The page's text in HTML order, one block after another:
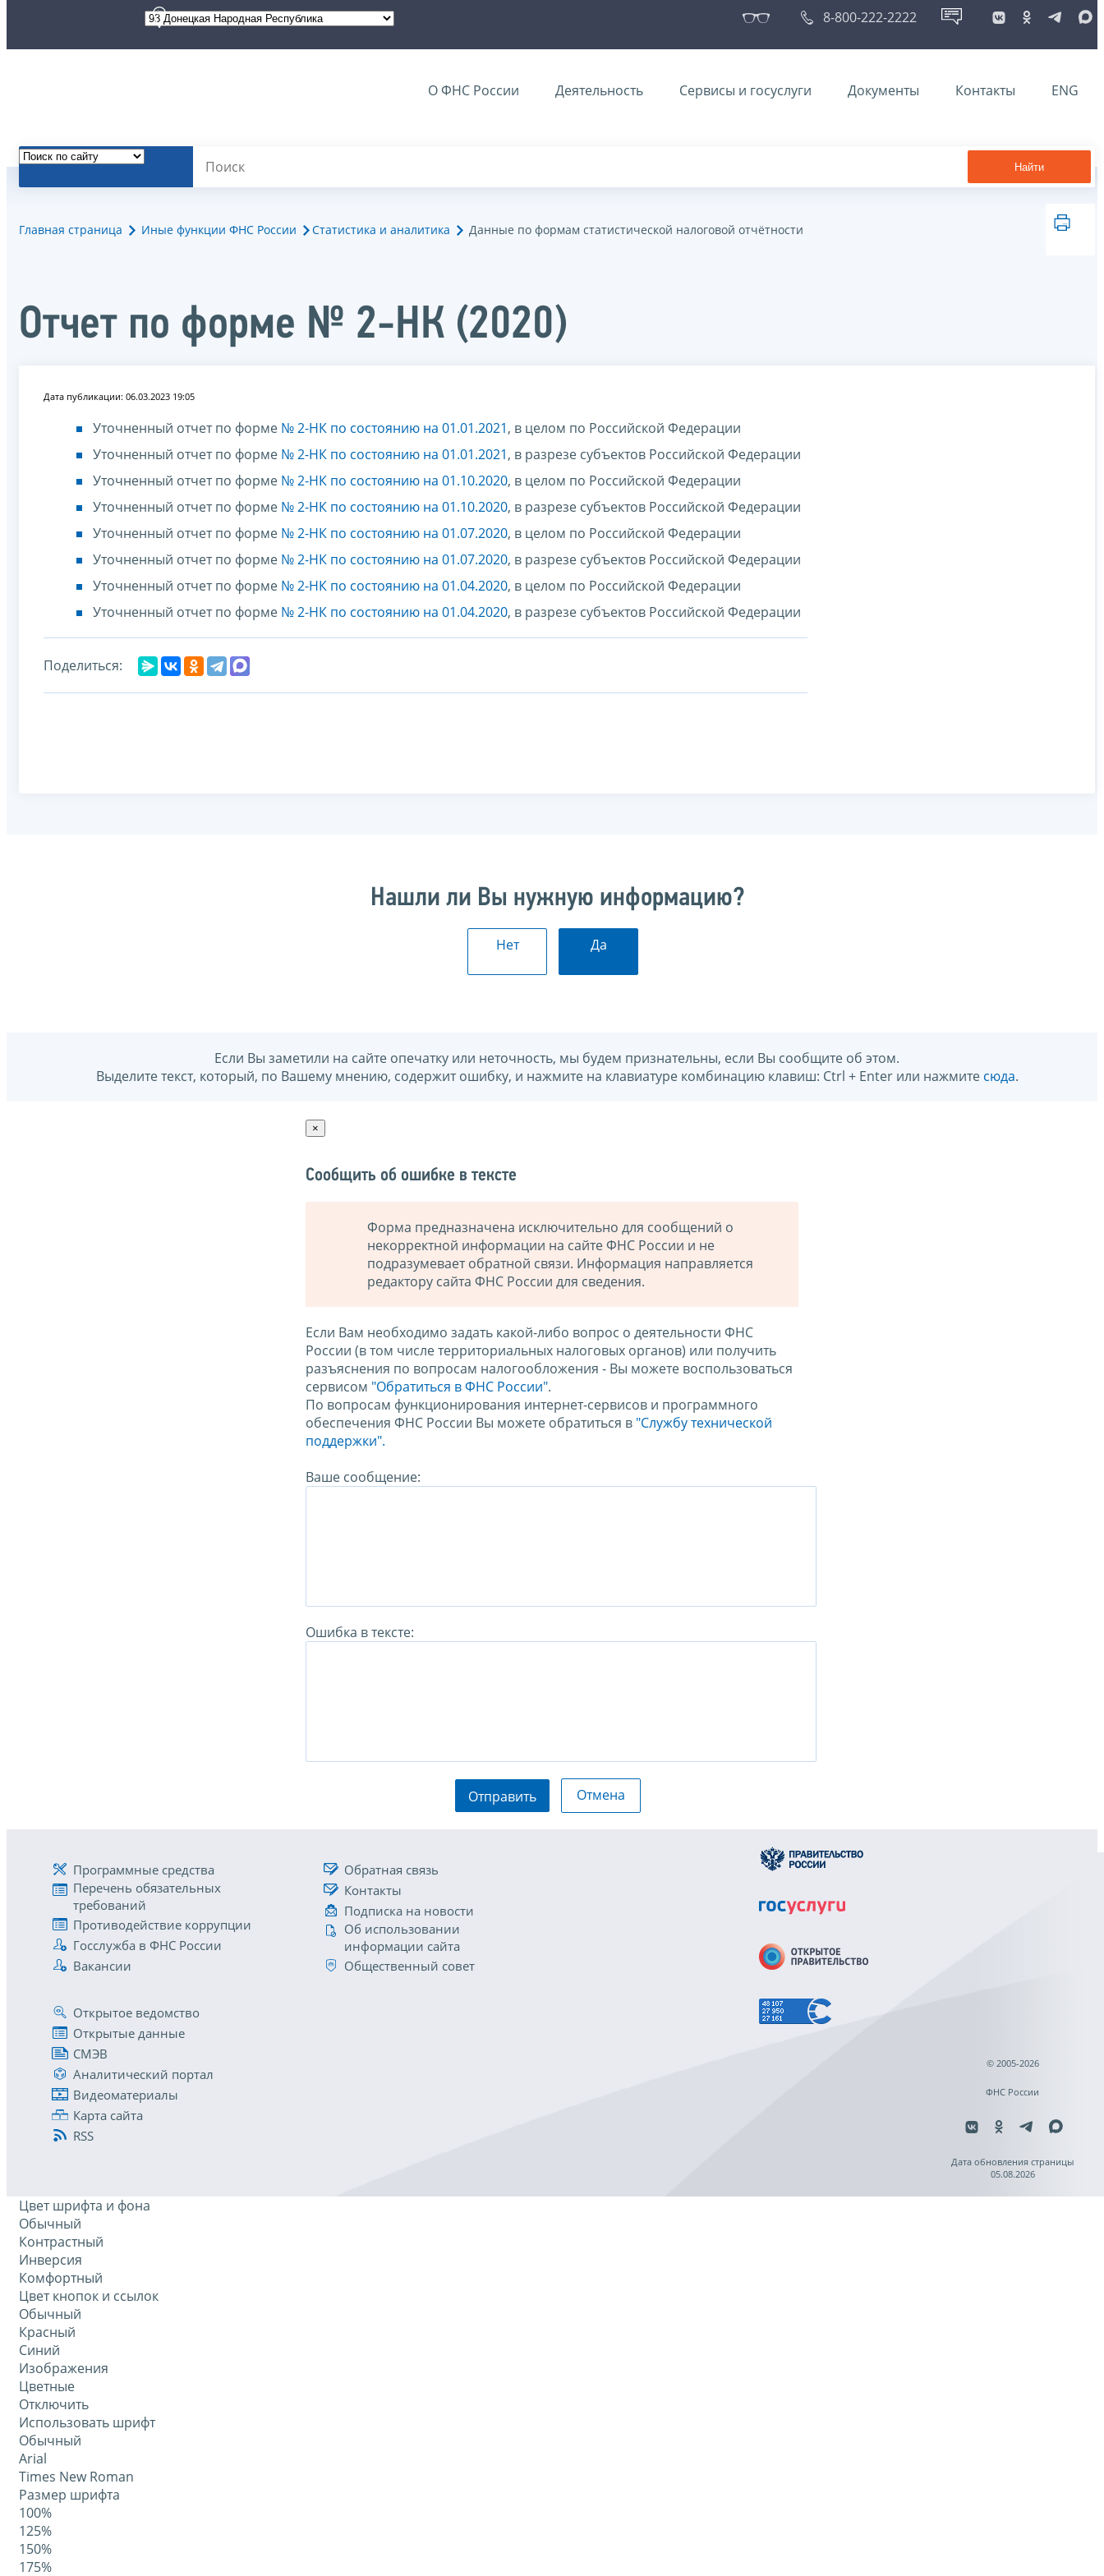
8-800-222-2222
О ФНС России Деятельность Сервисы и госуслуги Документы Контакты ENG
Найти
Главная страница Иные функции ФНС России Статистика и аналитика Данные по формам статистической налоговой отчётности
Отчет по форме № 2-НК (2020)
Дата публикации: 06.03.2023 19:05
Уточненный отчет по форме № 2-НК по состоянию на 01.01.2021, в целом по Российской Федерации
Уточненный отчет по форме № 2-НК по состоянию на 01.01.2021, в разрезе субъектов Российской Федерации
Уточненный отчет по форме № 2-НК по состоянию на 01.10.2020, в целом по Российской Федерации
Уточненный отчет по форме № 2-НК по состоянию на 01.10.2020, в разрезе субъектов Российской Федерации
Уточненный отчет по форме № 2-НК по состоянию на 01.07.2020, в целом по Российской Федерации
Уточненный отчет по форме № 2-НК по состоянию на 01.07.2020, в разрезе субъектов Российской Федерации
Уточненный отчет по форме № 2-НК по состоянию на 01.04.2020, в целом по Российской Федерации
Уточненный отчет по форме № 2-НК по состоянию на 01.04.2020, в разрезе субъектов Российской Федерации
Поделиться:
Нашли ли Вы нужную информацию?
Нет Да
Если Вы заметили на сайте опечатку или неточность, мы будем признательны, если Вы сообщите об этом.
Выделите текст, который, по Вашему мнению, содержит ошибку, и нажмите на клавиатуре комбинацию клавиш: Ctrl + Enter или нажмите сюда.
×
Сообщить об ошибке в тексте
Форма предназначена исключительно для сообщений о
некорректной информации на сайте ФНС России и не
подразумевает обратной связи. Информация направляется
редактору сайта ФНС России для сведения.
Если Вам необходимо задать какой-либо вопрос о деятельности ФНС
России (в том числе территориальных налоговых органов) или получить
разъяснения по вопросам налогообложения - Вы можете воспользоваться
сервисом "Обратиться в ФНС России".
По вопросам функционирования интернет-сервисов и программного
обеспечения ФНС России Вы можете обратиться в "Службу технической
поддержки".
Ваше сообщение:
Ошибка в тексте:
Отправить Отмена
Программные средства
Перечень обязательных
требований
Противодействие коррупции
Госслужба в ФНС России
Вакансии
Обратная связь
Контакты
Подписка на новости
Об использовании
информации сайта
Общественный совет
Открытое ведомство
Открытые данные
СМЭВ
Аналитический портал
Видеоматериалы
Карта сайта
RSS
© 2005-2026
ФНС России
Дата обновления страницы
05.08.2026
Цвет шрифта и фона
Обычный
Контрастный
Инверсия
Комфортный
Цвет кнопок и ссылок
Обычный
Красный
Синий
Изображения
Цветные
Отключить
Использовать шрифт
Обычный
Arial
Times New Roman
Размер шрифта
100%
125%
150%
175%